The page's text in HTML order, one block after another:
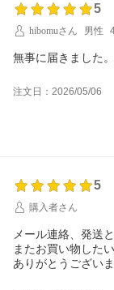
5
hibomuさん
男性
無事に届きました
注文日：2026/05/06
5
購入者さん
メール連絡、発送
またお買い物した
ありがとうございま